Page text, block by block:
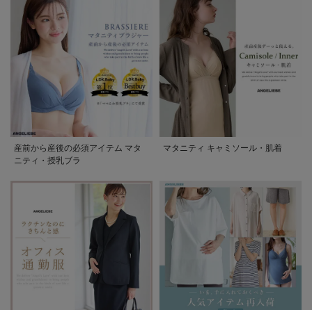
産前から産後の必須アイテム マタ
ニティ・授乳ブラ
マタニティ キャミソール・肌着